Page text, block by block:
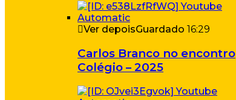
Ver depoisGuardado 16:29
Carlos Branco no encontro
Colégio – 2025